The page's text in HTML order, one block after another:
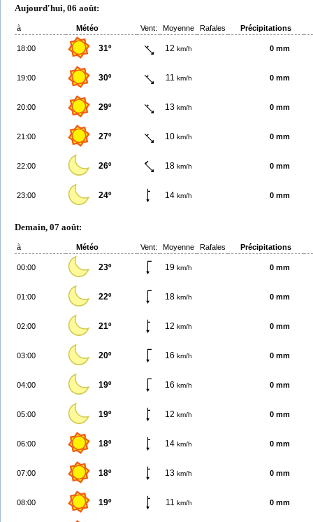
Aujourd'hui, 06 août:
à Météo Vent: Moyenne Rafales Précipitations
18:00 31º 12 km/h 0 mm
19:00 30º 11 km/h 0 mm
20:00 29º 13 km/h 0 mm
21:00 27º 10 km/h 0 mm
22:00 26º 18 km/h 0 mm
23:00 24º 14 km/h 0 mm
Demain, 07 août:
à Météo Vent: Moyenne Rafales Précipitations
00:00 23º 19 km/h 0 mm
01:00 22º 18 km/h 0 mm
02:00 21º 12 km/h 0 mm
03:00 20º 16 km/h 0 mm
04:00 19º 16 km/h 0 mm
05:00 19º 12 km/h 0 mm
06:00 18º 14 km/h 0 mm
07:00 18º 13 km/h 0 mm
08:00 19º 11 km/h 0 mm